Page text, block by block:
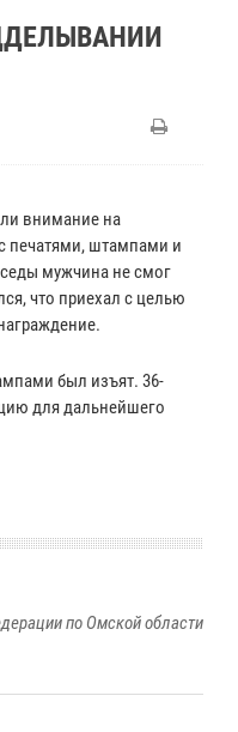
внимание на
печатями, штампами и
мужчина не смог
что приехал с целью
был изъят. 36-
для дальнейшего
по Омской области